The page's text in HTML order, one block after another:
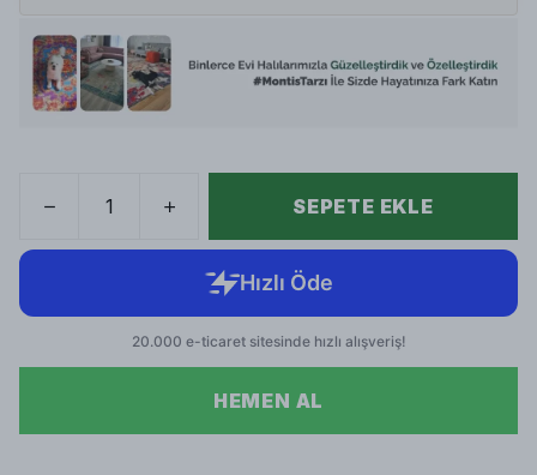
SEPETE EKLE
HEMEN AL